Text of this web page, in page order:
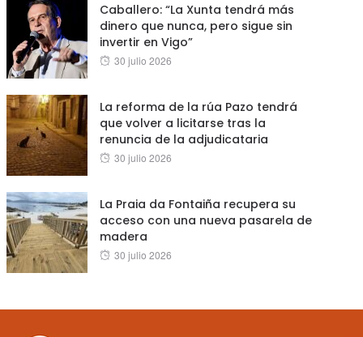
Caballero: “La Xunta tendrá más
dinero que nunca, pero sigue sin
invertir en Vigo”
Posted
30 julio 2026
La reforma de la rúa Pazo tendrá
que volver a licitarse tras la
renuncia de la adjudicataria
Posted
30 julio 2026
La Praia da Fontaiña recupera su
acceso con una nueva pasarela de
madera
Posted
30 julio 2026